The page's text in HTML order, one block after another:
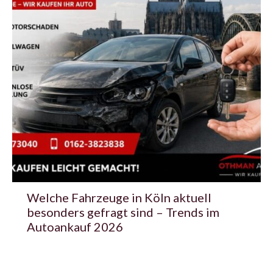
Welche Fahrzeuge in Köln aktuell
besonders gefragt sind – Trends im
Autoankauf 2026